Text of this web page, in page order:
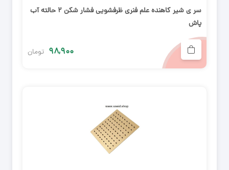
سر ی شیر کاهنده علم فنری ظرفشویی فشار شکن ۲ حالته آب
پاش
۹۸,۹۰۰ تومان